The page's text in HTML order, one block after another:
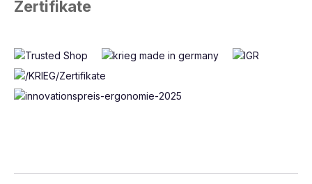
erhältlich. Gerade in der Industrie können
Verschweißen nicht erhitzt, kann dieser gefahrlos um
360 Grad gedreht werden. So ist ein gefahrloses
Verpacken möglich, zudem sind umständliche Abroller
für Klebeband oder Stretchfolie nicht mehr notwendig.
Zertifikate